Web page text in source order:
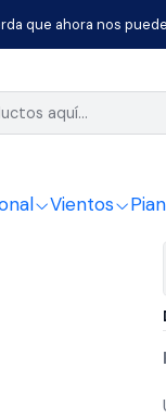
Vientos
que ahora nos
Pedales y
|